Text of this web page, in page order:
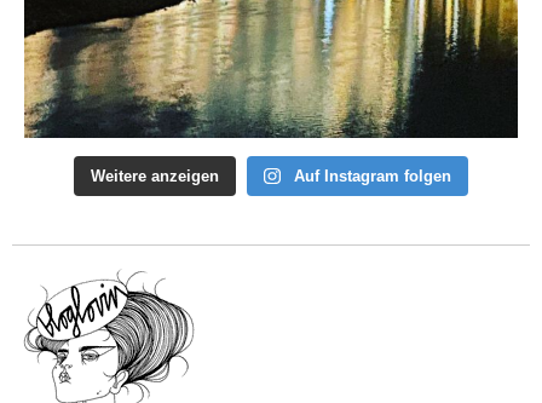
Weitere anzeigen Auf Instagram folgen